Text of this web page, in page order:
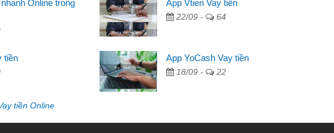
thấy thủ tục nhanh gọn nên tôi quyết định vay
Mất 2 tuần các ngân hàng không ai cho vay. Trong khi
cần có 2 triệu để giải quyết việc riêng, trong 1-2 ngày tôi trả
được thôi. Cảm ơn đã giúp tôi kịp thời và nhanh chóng
Online trong
App Vtien Vay tiền
22/09 - 64
tiền App YoCash Vay tiền
18/09 - 22
tiền Online